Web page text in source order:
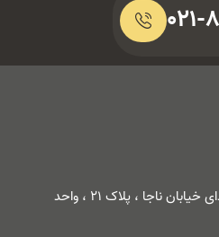
تهران، خیابان شریعتی ، تقاطع مطهری ، ابتدای خیابان ناجا ، پلاک 21 ، واحد